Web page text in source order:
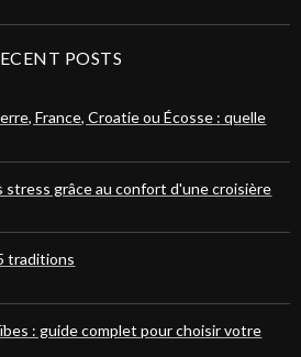
POSTS
France, Croatie ou Écosse : quelle
stress grâce au confort d'une croisière
traditions
: guide complet pour choisir votre